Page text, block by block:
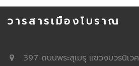
วารสารเมืองโบราณ
397 ถนนพระสุเมรุ แขวงบวรนิเวศ